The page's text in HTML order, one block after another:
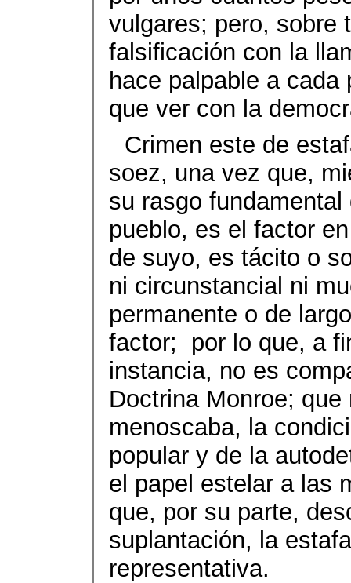
vulgares; pero, sobre
falsificación con la
hace palpable a
que ver con la
Crimen este de
soez, una vez que,
su rasgo
pueblo, es el factor
de suyo, es tácito o
ni circunstancial ni
permanente o de
factor;
por lo que, a
instancia, no es
Doctrina Monroe;
menoscaba, la
popular y de la
el papel estelar a las
que, por su parte,
suplantación, la
representativa.